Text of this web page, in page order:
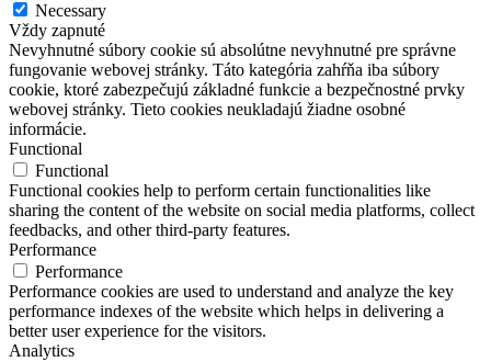
Necessary
Vždy zapnuté
Nevyhnutné súbory cookie sú absolútne nevyhnutné pre správne
fungovanie webovej stránky. Táto kategória zahŕňa iba súbory
cookie, ktoré zabezpečujú základné funkcie a bezpečnostné prvky
webovej stránky. Tieto cookies neukladajú žiadne osobné
informácie.
Functional
Functional
Functional cookies help to perform certain functionalities like
sharing the content of the website on social media platforms, collect
feedbacks, and other third-party features.
Performance
Performance
Performance cookies are used to understand and analyze the key
performance indexes of the website which helps in delivering a
better user experience for the visitors.
Analytics